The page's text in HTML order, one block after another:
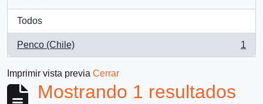
Todos
Penco (Chile)
, 1 resultados
1
Imprimir vista previa Cerrar
Mostrando 1 resultados